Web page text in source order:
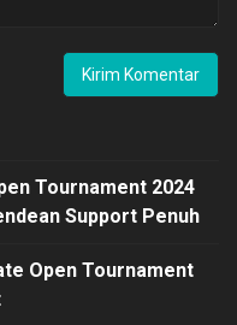
Tournament 2024
Support Penuh
Open Tournament